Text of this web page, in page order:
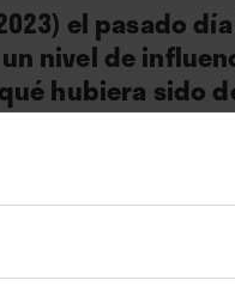
el pasado
nivel de
hubiera sido
lideró con su
solitario